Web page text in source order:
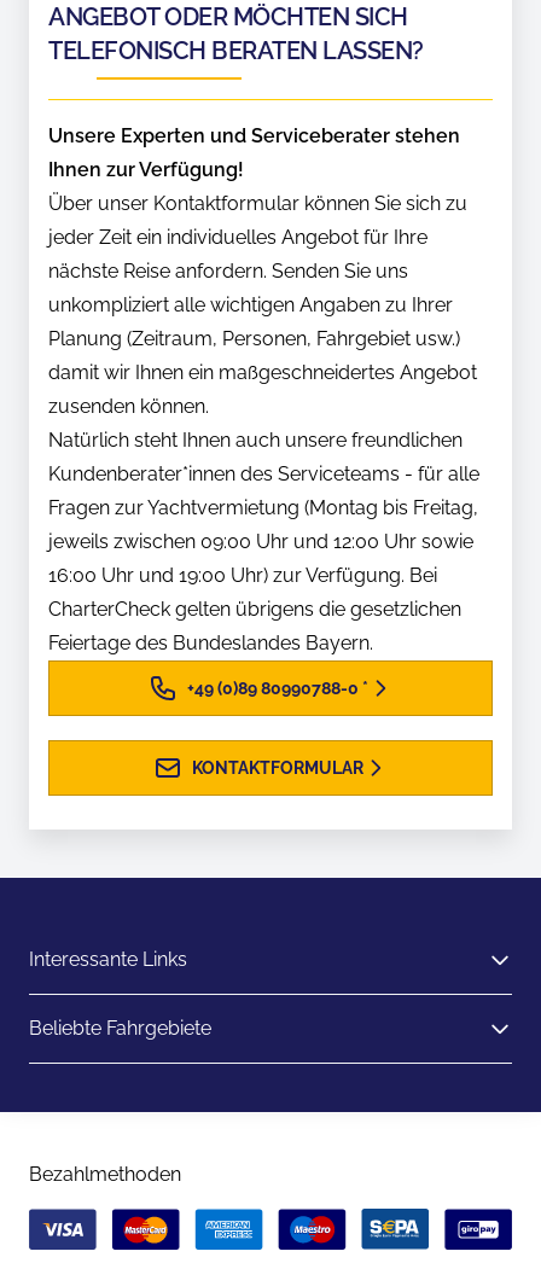
ANGEBOT ODER MÖCHTEN SICH
TELEFONISCH BERATEN LASSEN?
Unsere Experten und Serviceberater stehen
Ihnen zur Verfügung!
Über unser Kontaktformular können Sie sich zu
jeder Zeit ein individuelles Angebot für Ihre
nächste Reise anfordern. Senden Sie uns
unkompliziert alle wichtigen Angaben zu Ihrer
Planung (Zeitraum, Personen, Fahrgebiet usw.)
damit wir Ihnen ein maßgeschneidertes Angebot
zusenden können.
Natürlich steht Ihnen auch unsere freundlichen
Kundenberater*innen des Serviceteams - für alle
Fragen zur Yachtvermietung (Montag bis Freitag,
jeweils zwischen 09:00 Uhr und 12:00 Uhr sowie
16:00 Uhr und 19:00 Uhr) zur Verfügung. Bei
CharterCheck gelten übrigens die gesetzlichen
Feiertage des Bundeslandes Bayern.
+49 (0)89 80990788-0 *
KONTAKTFORMULAR
Interessante Links
Beliebte Fahrgebiete
Bezahlmethoden